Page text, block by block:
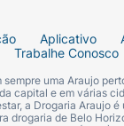
lactose
500 mcg:
Aplicativo
Trabalhe Conosco
uma Araujo
capital e em várias
a Drogaria Araujo
drogaria de Belo